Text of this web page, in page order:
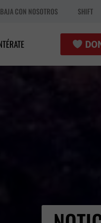
CON NOSOTROS SHIFT